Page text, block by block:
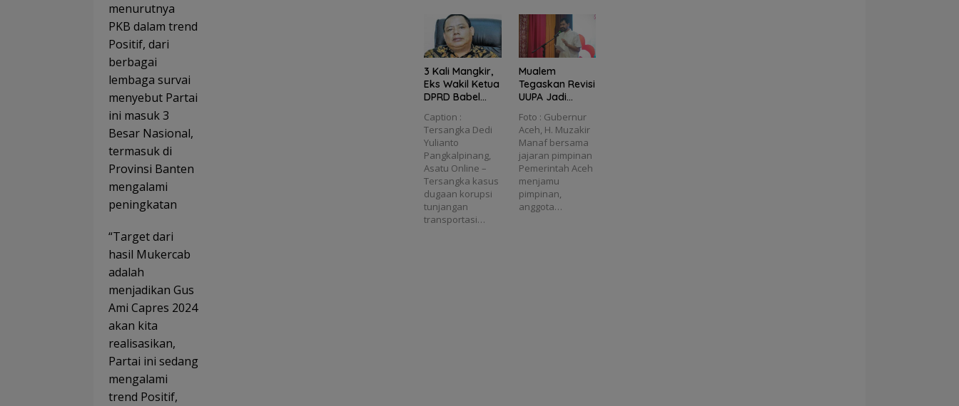
menurutnya
PKB dalam trend
Positif, dari
berbagai
lembaga survai
menyebut Partai
ini masuk 3
Besar Nasional,
termasuk di
Provinsi Banten
mengalami
peningkatan
“Target dari
hasil Mukercab
adalah
menjadikan Gus
Ami Capres 2024
akan kita
realisasikan,
Partai ini sedang
mengalami
trend Positif,
3 Kali Mangkir,
Eks Wakil Ketua
DPRD Babel
Diusulkan
Masuk DPO
Caption :
Tersangka Dedi
Yulianto
Pangkalpinang,
Asatu Online –
Tersangka kasus
dugaan korupsi
tunjangan
transportasi…
Mualem
Tegaskan Revisi
UUPA Jadi
Penting untuk
Masa Depan
Aceh
Foto : Gubernur
Aceh, H. Muzakir
Manaf bersama
jajaran pimpinan
Pemerintah Aceh
menjamu
pimpinan,
anggota…